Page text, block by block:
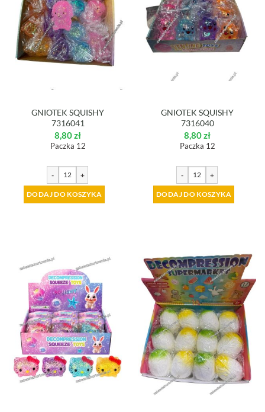
GNIOTEK SQUISHY
7316041
8,80zł
Paczka 12
- +
DODAJ DO KOSZYKA
GNIOTEK SQUISHY
7316040
8,80zł
Paczka 12
- +
DODAJ DO KOSZYKA